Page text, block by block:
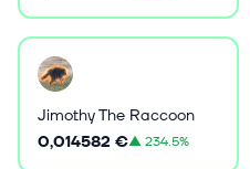
Jimothy The Raccoon
0,014582 €▲234.5%